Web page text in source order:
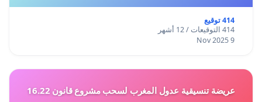
414 توقيع
414 التوقيعات / 12 أشهر
9 Nov 2025
عريضة تنسيقية عدول المغرب لسحب مشروع قانون 16.22